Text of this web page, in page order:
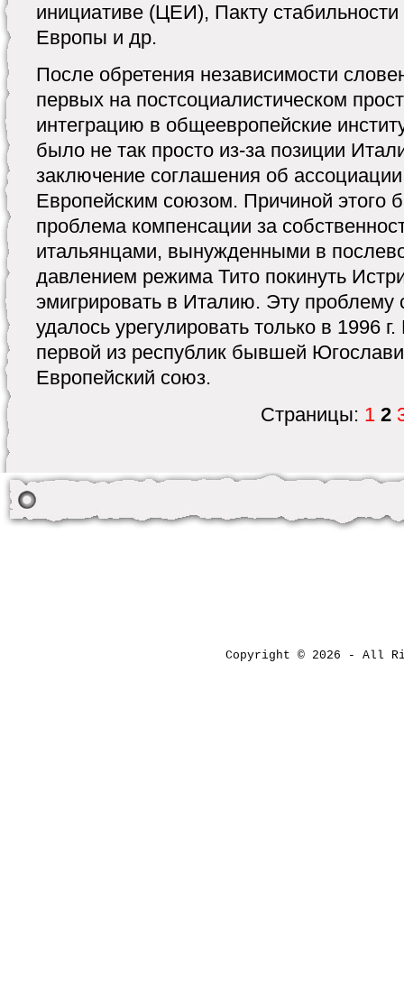
инициативе (ЦЕИ), Пакту
Европы и др.
После обретения независимости
первых на постсоциалистическом
интеграцию в общеевропейские
было не так просто из-за позиции
заключение соглашения об
Европейским союзом. Причиной этого
проблема компенсации за
итальянцами, вынужденными в
давлением режима Тито покинуть
эмигрировать в Италию. Эту
удалось урегулировать только в 1996
первой из республик бывшей
Европейский союз.
Страницы: 1 2
Copyright © 2026 - All